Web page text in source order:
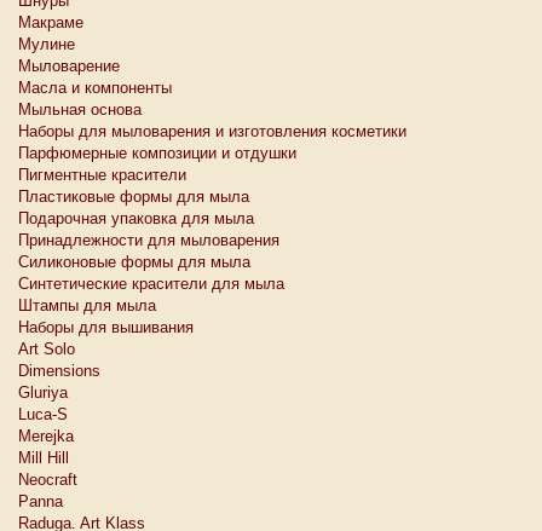
Макраме
Мулине
Мыловарение
Масла и компоненты
Мыльная основа
Наборы для мыловарения и изготовления косметики
Парфюмерные композиции и отдушки
Пигментные красители
Пластиковые формы для мыла
Подарочная упаковка для мыла
Принадлежности для мыловарения
Силиконовые формы для мыла
Синтетические красители для мыла
Штампы для мыла
Наборы для вышивания
Art Solo
Dimensions
Gluriya
Luca-S
Merejka
Mill Hill
Neocraft
Panna
Raduga. Art Klass